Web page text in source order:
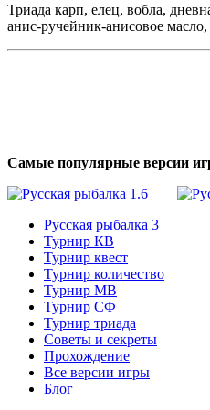
Триада карп, елец, вобла,
анис-ручейник-анисовое
Самые популярные версии
Русская рыбалка 3
Турнир КВ
Турнир квест
Турнир количество
Турнир МВ
Турнир СФ
Турнир триада
Советы и секреты
Прохождение
Все версии игры
Блог